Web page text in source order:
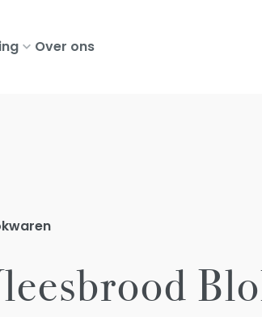
Over ons